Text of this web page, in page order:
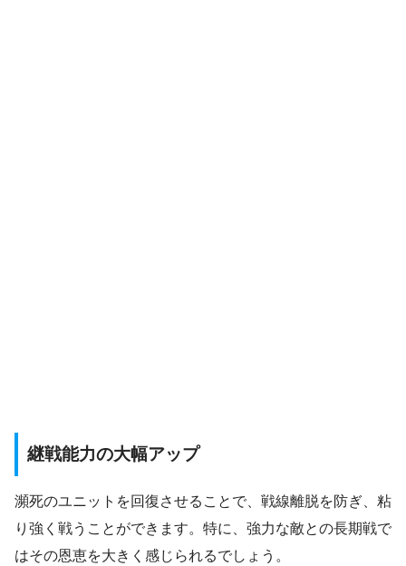
継戦能力の大幅アップ
瀕死のユニットを回復させることで、戦線離脱を防ぎ、粘
り強く戦うことができます。特に、強力な敵との長期戦で
はその恩恵を大きく感じられるでしょう。